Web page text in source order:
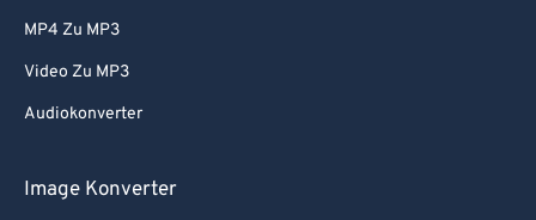
MP4 Zu MP3
Video Zu MP3
Audiokonverter
Image Konverter